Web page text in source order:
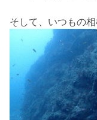
そして、いつもの